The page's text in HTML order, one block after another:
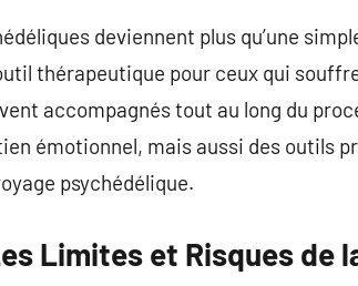
deviennent plus qu’une
thérapeutique pour ceux qui
accompagnés tout au long du
émotionnel, mais aussi des outils
psychédélique.
Limites et Risques de